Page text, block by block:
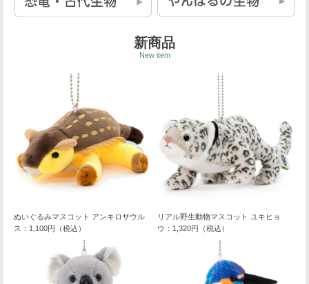
新商品
New item
ぬいぐるみマスコット アンキロサウル
ス：1,100円（税込）
リアル野生動物マスコット ユキヒョ
ウ：1,320円（税込）